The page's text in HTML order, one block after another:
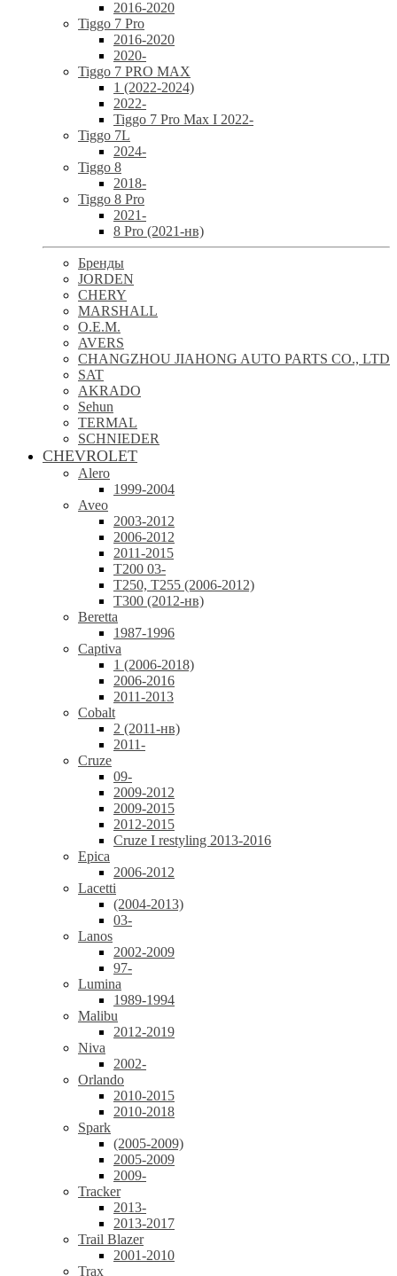
2016-2020
Tiggo 7 Pro
2016-2020
2020-
Tiggo 7 PRO MAX
1 (2022-2024)
2022-
Tiggo 7 Pro Max I 2022-
Tiggo 7L
2024-
Tiggo 8
2018-
Tiggo 8 Pro
2021-
8 Pro (2021-нв)
Бренды
JORDEN
CHERY
MARSHALL
O.E.M.
AVERS
CHANGZHOU JIAHONG AUTO PARTS CO., LTD
SAT
AKRADO
Sehun
TERMAL
SCHNIEDER
CHEVROLET
Alero
1999-2004
Aveo
2003-2012
2006-2012
2011-2015
T200 03-
T250, T255 (2006-2012)
T300 (2012-нв)
Beretta
1987-1996
Captiva
1 (2006-2018)
2006-2016
2011-2013
Cobalt
2 (2011-нв)
2011-
Cruze
09-
2009-2012
2009-2015
2012-2015
Cruze I restyling 2013-2016
Epica
2006-2012
Lacetti
(2004-2013)
03-
Lanos
2002-2009
97-
Lumina
1989-1994
Malibu
2012-2019
Niva
2002-
Orlando
2010-2015
2010-2018
Spark
(2005-2009)
2005-2009
2009-
Tracker
2013-
2013-2017
Trail Blazer
2001-2010
Trax